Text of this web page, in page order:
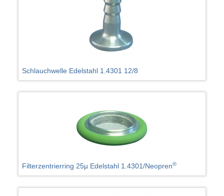
Schlauchwelle Edelstahl 1.4301 12/8
Filterzentrierring 25µ Edelstahl 1.4301/Neopren®